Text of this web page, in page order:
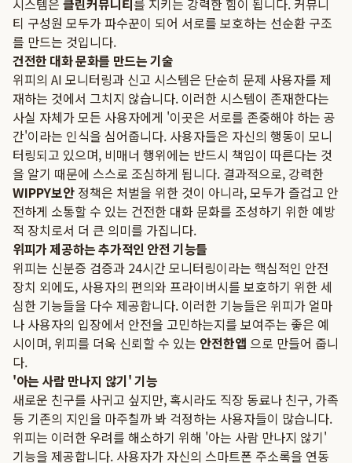
시스템은 클린커뮤니티 를 지키는 강력한 힘이 됩니다. 커뮤니
티 구성원 모두가 파수꾼이 되어 서로를 보호하는 선순환 구조
를 만드는 것입니다.
건전한 대화 문화를 만드는 기술
위피의 AI 모니터링과 신고 시스템은 단순히 문제 사용자를 제
재하는 것에서 그치지 않습니다. 이러한 시스템이 존재한다는
사실 자체가 모든 사용자에게 '이곳은 서로를 존중해야 하는 공
간'이라는 인식을 심어줍니다. 사용자들은 자신의 행동이 모니
터링되고 있으며, 비매너 행위에는 반드시 책임이 따른다는 것
을 알기 때문에 스스로 조심하게 됩니다. 결과적으로, 강력한
WIPPY보안 정책은 처벌을 위한 것이 아니라, 모두가 즐겁고 안
전하게 소통할 수 있는 건전한 대화 문화를 조성하기 위한 예방
적 장치로서 더 큰 의미를 가집니다.
위피가 제공하는 추가적인 안전 기능들
위피는 신분증 검증과 24시간 모니터링이라는 핵심적인 안전
장치 외에도, 사용자의 편의와 프라이버시를 보호하기 위한 세
심한 기능들을 다수 제공합니다. 이러한 기능들은 위피가 얼마
나 사용자의 입장에서 안전을 고민하는지를 보여주는 좋은 예
시이며, 위피를 더욱 신뢰할 수 있는 안전한앱 으로 만들어 줍니
다.
'아는 사람 만나지 않기' 기능
새로운 친구를 사귀고 싶지만, 혹시라도 직장 동료나 친구, 가족
등 기존의 지인을 마주칠까 봐 걱정하는 사용자들이 많습니다.
위피는 이러한 우려를 해소하기 위해 '아는 사람 만나지 않기'
기능을 제공합니다. 사용자가 자신의 스마트폰 주소록을 연동